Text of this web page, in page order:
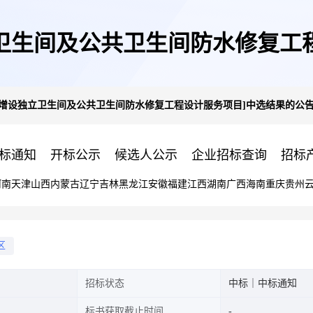
间及公共卫生间防水修复
设独立卫生间及公共卫生间防水修复工程设计服务项目]中选结果的公
通知 开标公示 候选人公示 企业招标查询 招标
天津山西内蒙古辽宁吉林黑龙江安徽福建江西湖南广西海南重庆贵州
招标状态 中标｜中标通知